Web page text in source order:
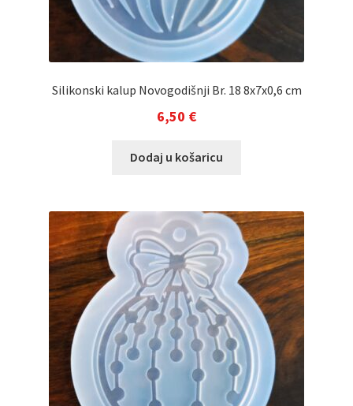
Silikonski kalup Novogodišnji Br. 18 8x7x0,6 cm
6,50 €
Dodaj u košaricu